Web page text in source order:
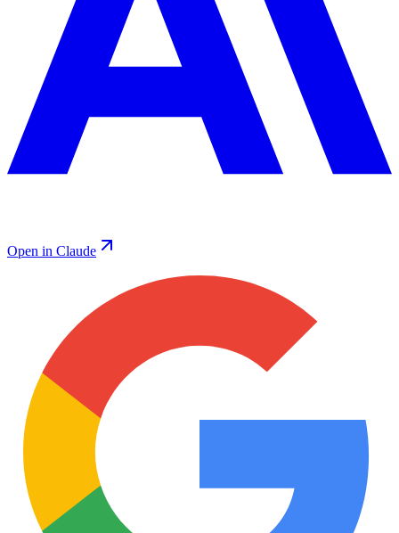
Open in Claude